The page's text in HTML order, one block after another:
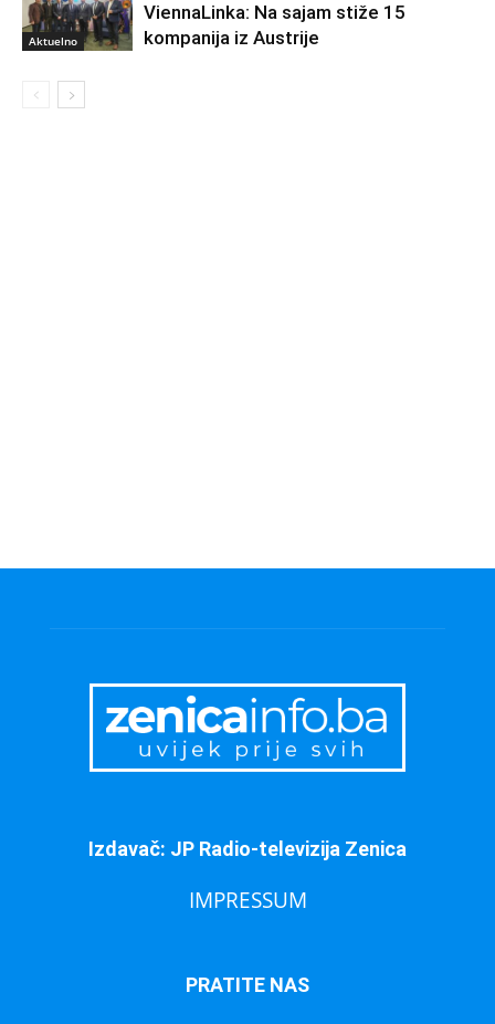
Aktuelno
ViennaLinka: Na sajam stiže 15
kompanija iz Austrije
Izdavač: JP Radio-televizija Zenica
IMPRESSUM
PRATITE NAS